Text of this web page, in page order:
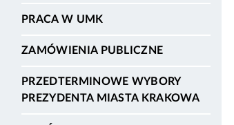
PRACA W UMK
ZAMÓWIENIA PUBLICZNE
PRZEDTERMINOWE WYBORY
PREZYDENTA MIASTA KRAKOWA